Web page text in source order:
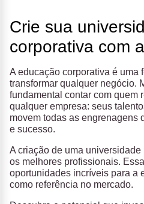
Crie sua
corporativa com
A educação corporativa é uma
transformar qualquer negócio.
fundamental contar com quem
qualquer empresa: seus
movem todas as engrenagens
e sucesso.
A criação de uma
os melhores profissionais.
oportunidades incríveis para a
como referência no mercado.